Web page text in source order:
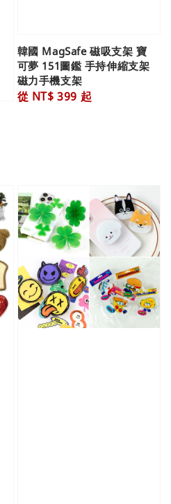
韓國 MagSafe 磁吸支架 寶
可夢 151圖鑑 手持伸縮支架
磁力手機支架
Regular
從 NT$ 399 起